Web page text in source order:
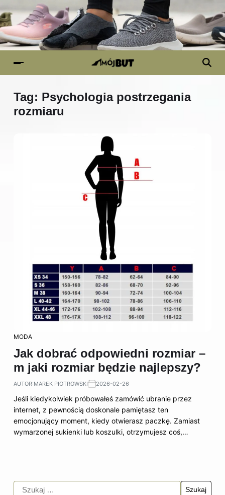
Tag: Psychologia postrzegania
rozmiaru
MODA
Jak dobrać odpowiedni rozmiar –
m jaki rozmiar będzie najlepszy?
AUTOR:MAREK PIOTROWSKI 2026-02-26
Jeśli kiedykolwiek próbowałeś zamówić ubranie przez
internet, z pewnością doskonale pamiętasz ten
emocjonujący moment, kiedy otwierasz paczkę. Zamiast
wymarzonej sukienki lub koszulki, otrzymujesz coś,…